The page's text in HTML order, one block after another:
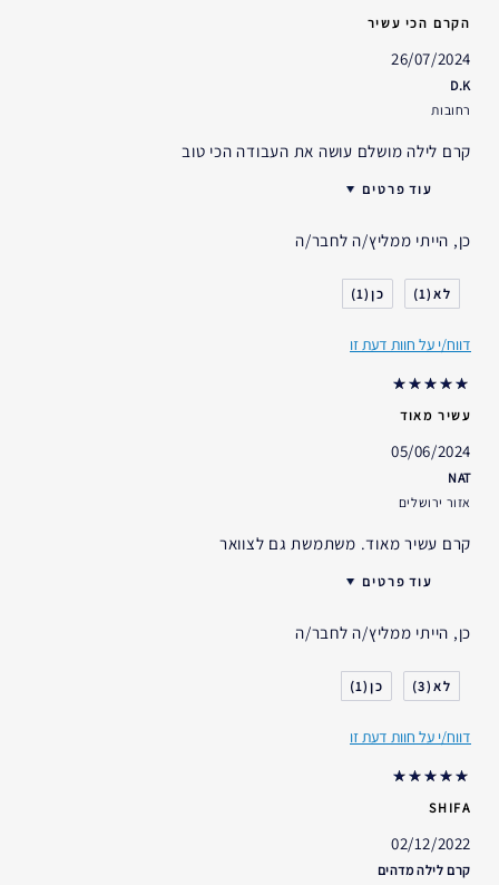
הקרם הכי עשיר
26/07/2024
D.K
רחובות
קרם לילה מושלם עושה את העבודה הכי טוב
עוד פרטים
סוג העור
דאגות העור
אני משתמש/ת באסתי לאודר
כן, הייתי ממליץ/ה לחבר/ה
1
1
דווח/י על חוות דעת זו
עשיר מאוד
05/06/2024
NAT
אזור ירושלים
קרם עשיר מאוד. משתמשת גם לצוואר
עוד פרטים
סוג העור
דאגות העור
אני משתמש/ת באסתי לאודר
כן, הייתי ממליץ/ה לחבר/ה
3
1
דווח/י על חוות דעת זו
SHIFA
02/12/2022
קרם לילה מדהים